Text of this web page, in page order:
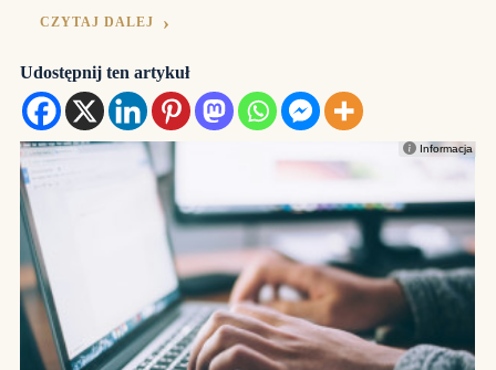
CZYTAJ DALEJ
Udostępnij ten artykuł